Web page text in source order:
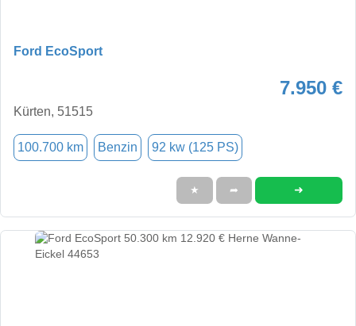
Ford EcoSport
7.950 €
Kürten, 51515
100.700 km Benzin 92 kw (125 PS)
★ ➦ ➜